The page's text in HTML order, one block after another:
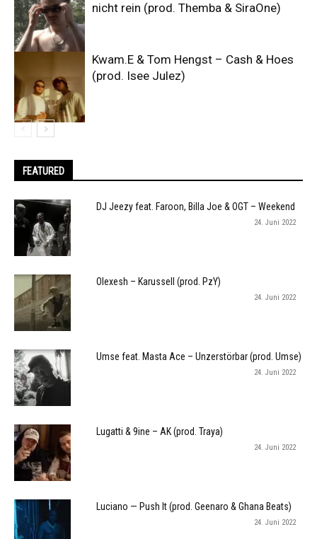
nicht rein (prod. Themba & SiraOne)
Kwam.E & Tom Hengst – Cash & Hoes
(prod. Isee Julez)
FEATURED
DJ Jeezy feat. Faroon, Billa Joe & OGT – Weekend
24. Juni 2022
Olexesh – Karussell (prod. PzY)
24. Juni 2022
Umse feat. Masta Ace – Unzerstörbar (prod. Umse)
24. Juni 2022
Lugatti & 9ine – AK (prod. Traya)
24. Juni 2022
Luciano — Push It (prod. Geenaro & Ghana Beats)
24. Juni 2022